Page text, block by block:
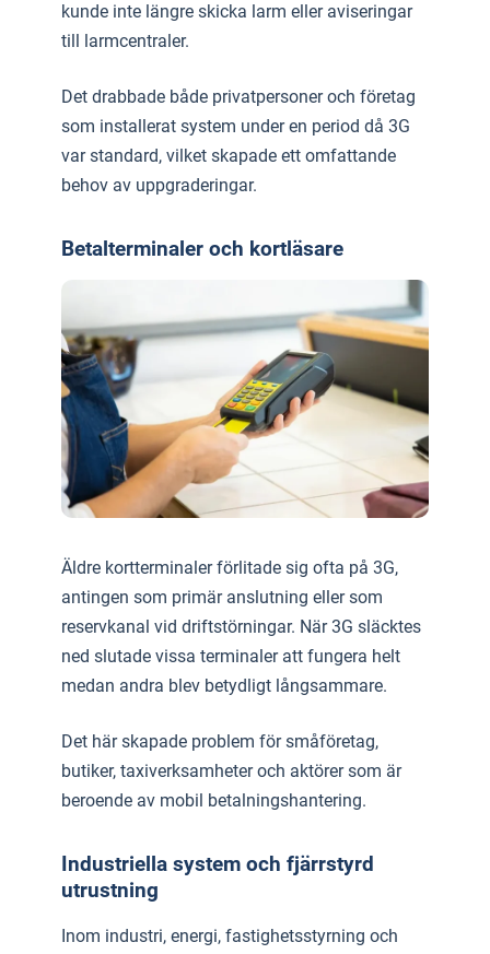
kunde inte längre skicka larm eller aviseringar
till larmcentraler.
Det drabbade både privatpersoner och företag
som installerat system under en period då 3G
var standard, vilket skapade ett omfattande
behov av uppgraderingar.
Betalterminaler och kortläsare
Äldre kortterminaler förlitade sig ofta på 3G,
antingen som primär anslutning eller som
reservkanal vid driftstörningar. När 3G släcktes
ned slutade vissa terminaler att fungera helt
medan andra blev betydligt långsammare.
Det här skapade problem för småföretag,
butiker, taxiverksamheter och aktörer som är
beroende av mobil betalningshantering.
Industriella system och fjärrstyrd
utrustning
Inom industri, energi, fastighetsstyrning och